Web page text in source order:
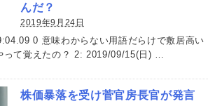
んだ？
2019年9月24日
0 意味わからない用語だらけで敷居高い
って覚えたの？ 2: 2019/09/15(日) …
株価暴落を受け菅官房長官が発言